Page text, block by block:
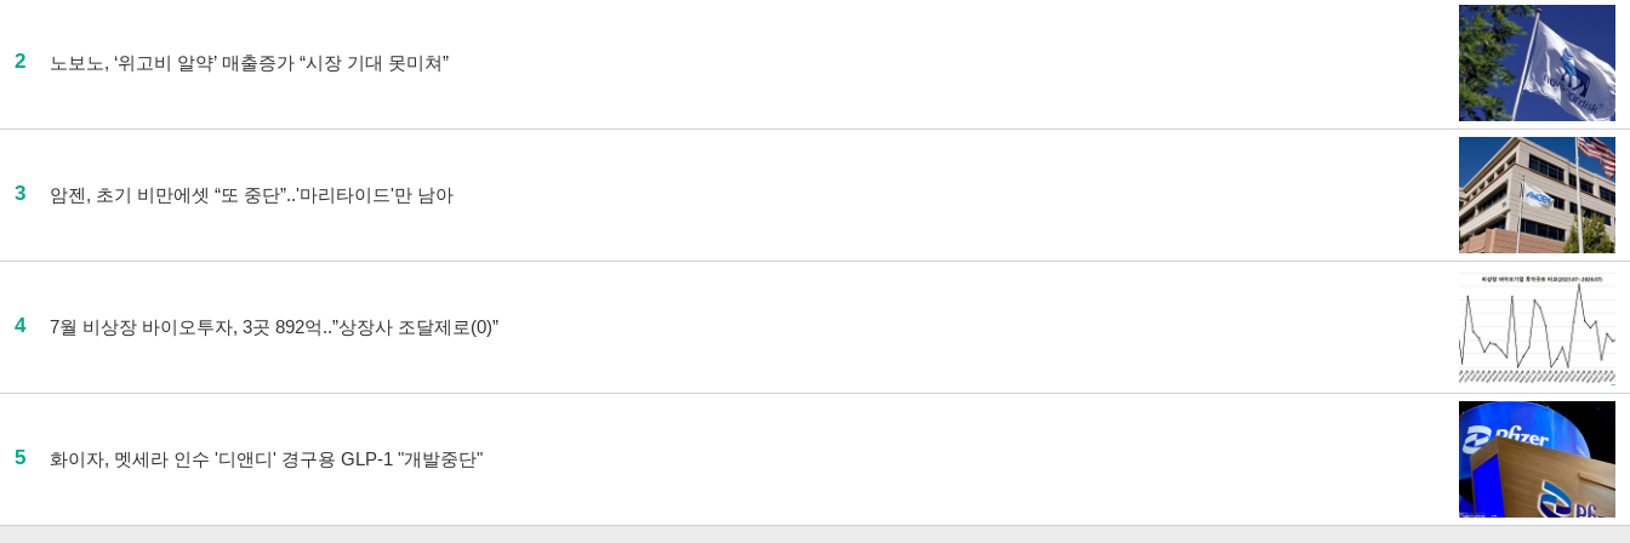
2 노보노, ‘위고비 알약’ 매출증가 “시장 기대 못미쳐”
3 암젠, 초기 비만에셋 “또 중단”..'마리타이드'만 남아
4 7월 비상장 바이오투자, 3곳 892억..”상장사 조달제로(0)”
5 화이자, 멧세라 인수 '디앤디' 경구용 GLP-1 "개발중단"